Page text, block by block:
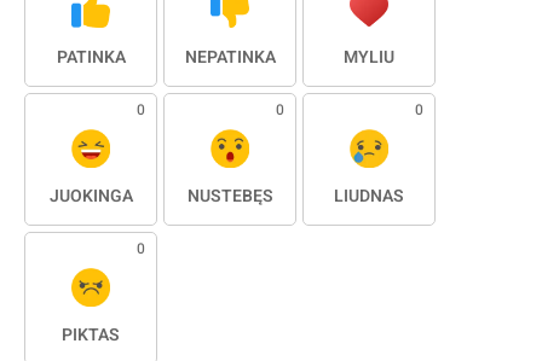
PATINKA NEPATINKA MYLIU
0
JUOKINGA
0
NUSTEBĘS
0
LIŪDNAS
0
PIKTAS